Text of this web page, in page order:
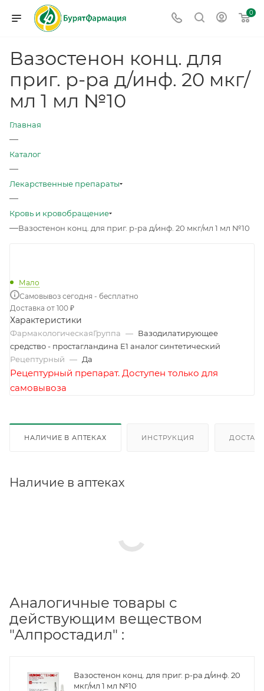
0
Вазостенон конц. для
приг. р-ра д/инф. 20 мкг/
мл 1 мл №10
Главная
—
Каталог
—
Лекарственные препараты
—
Кровь и кровобращение
—Вазостенон конц. для приг. р-ра д/инф. 20 мкг/мл 1 мл №10
Мало
Самовывоз сегодня - бесплатно
Доставка от 100 ₽
Характеристики
ФармакологическаяГруппа — Вазодилатирующее
средство - простагландина E1 аналог синтетический
Рецептурный — Да
Рецептурный препарат. Доступен только для
самовывоза
НАЛИЧИЕ В АПТЕКАХ ИНСТРУКЦИЯ
Наличие в аптеках
Аналогичные товары с
действующим веществом
"Алпростадил" :
Вазостенон конц. для приг. р-ра д/инф. 20
мкг/мл 1 мл №10